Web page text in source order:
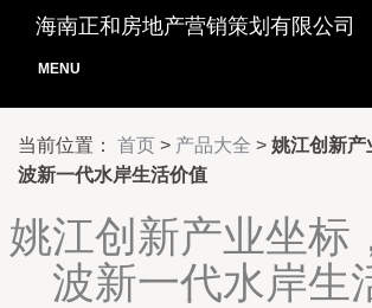
海南正和房地产营销策划有限公司
MENU
当前位置： 首页 > 产品大全 > 姚江创新产
波新一代水岸生活价值
姚江创新产业坐标
波新一代水岸生